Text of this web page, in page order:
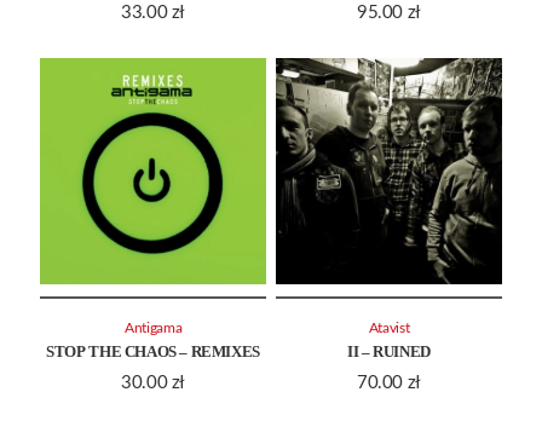
33.00 zł
95.00 zł
STOP THE CHAOS – REMIXES
30.00 zł
Antigama
II – RUINED
70.00 zł
Atavist